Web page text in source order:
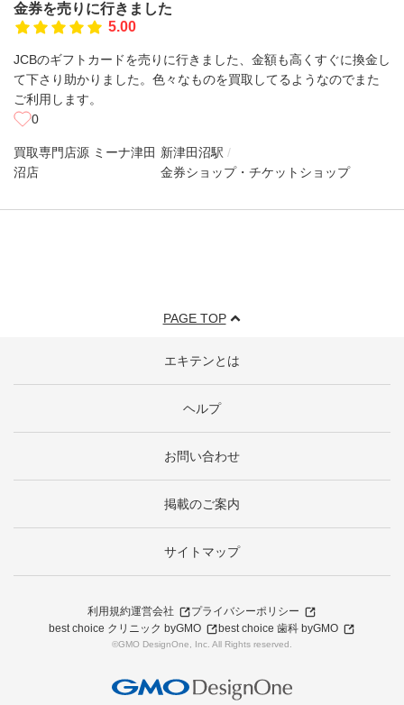
金券を売りに行きました
5.00
JCBのギフトカードを売りに行きました、金額も高くすぐに換金し
て下さり助かりました。色々なものを買取してるようなのでまた
ご利用します。
0
買取専門店源 ミーナ津田
沼店
新津田沼駅
金券ショップ・チケットショップ
PAGE TOP
エキテンとは
ヘルプ
お問い合わせ
掲載のご案内
サイトマップ
利用規約運営会社
プライバシーポリシー
best choice クリニック byGMO
best choice 歯科 byGMO
©GMO DesignOne, Inc. All Rights reserved.